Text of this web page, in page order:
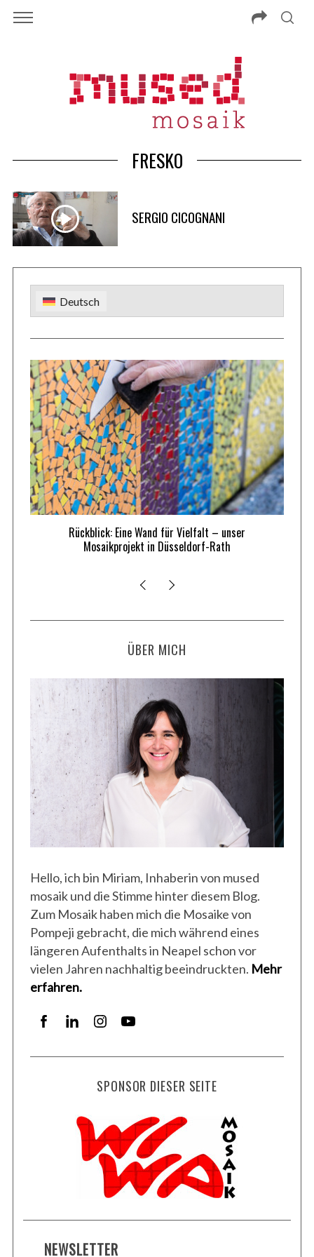
FRESKO
SERGIO CICOGNANI
Deutsch
Erfolgreicher Auftakt für das Projekt
„FürImmerBunt“ – ein Mosaik für Vielfalt
ÜBER MICH
Hello, ich bin Miriam, Inhaberin von mused
mosaik und die Stimme hinter diesem Blog.
Zum Mosaik haben mich die Mosaike von
Pompeji gebracht, die mich während eines
längeren Aufenthalts in Neapel schon vor
vielen Jahren nachhaltig beeindruckten. Mehr
erfahren.
SPONSOR DIESER SEITE
NEWSLETTER